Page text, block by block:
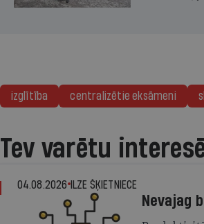
atjaunot
izglītība centralizētie eksāmeni
Tev varētu
04.08.2026 ILZE ŠĶIETNIECE